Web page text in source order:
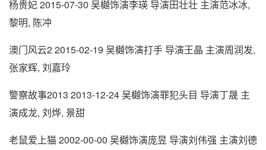
杨贵妃 2015-07-30 吴樾饰演李瑛 导演田壮壮 主演范冰冰,
黎明, 陈冲
澳门风云2 2015-02-19 吴樾饰演打手 导演王晶 主演周润发,
张家辉, 刘嘉玲
警察故事2013 2013-12-24 吴樾饰演罪犯头目 导演丁晟 主
演成龙, 刘烨, 景甜
老鼠爱上猫 2002-00-00 吴樾饰演庞昱 导演刘伟强 主演刘德